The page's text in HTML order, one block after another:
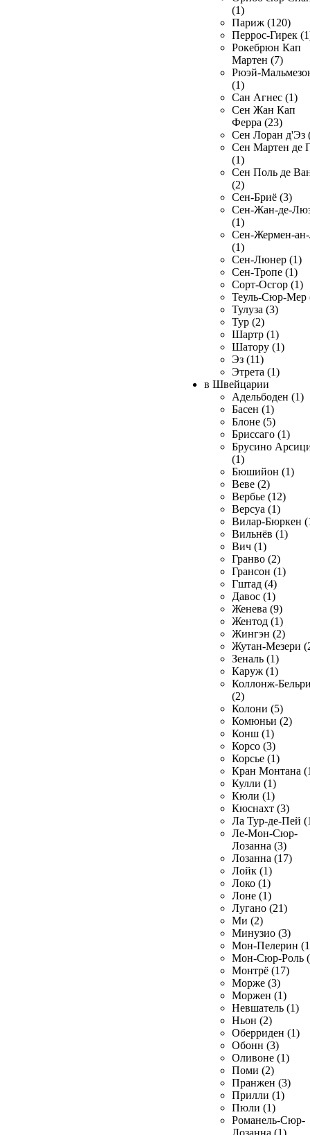
(1)
Париж (120)
Перрос-Гирек
Рокебрюн Кап
Мартен (7)
Рюэй-
(1)
Сан Агнес (1)
Сен Жан Кап
Ферра (23)
Сен Лоран д'Эз
Сен Мартен де
(1)
Сен Поль де
(2)
Сен-Бриё (3)
Сен-Жан-де-
(1)
Сен-Жермен-
(1)
Сен-Люнер (1)
Сен-Тропе (1)
Сорт-Осгор (1)
Теуль-Сюр-Мер
Тулуза (3)
Тур (2)
Шартр (1)
Шатору (1)
Эз (11)
Этрета (1)
в Швейцарии
Адельбоден (1)
Басен (1)
Блоне (5)
Бриссаго (1)
Брусино
(1)
Бюшийон (1)
Веве (2)
Вербье (12)
Версуа (1)
Вилар-Бюркен
Вильнёв (1)
Вич (1)
Гранво (2)
Грансон (1)
Гштад (4)
Давос (1)
Женева (9)
Жентод (1)
Жингэн (2)
Жутан-Мезери
Зеналь (1)
Каруж (1)
Коллонж-
(2)
Колони (5)
Комюньи (2)
Конш (1)
Корсо (3)
Корсье (1)
Кран Монтана
Кулли (1)
Кюли (1)
Кюснахт (3)
Ла Тур-де-Пей
Ле-Мон-Сюр-
Лозанна (3)
Лозанна (17)
Лойк (1)
Локо (1)
Лоне (1)
Лугано (21)
Ми (2)
Минузио (3)
Мон-Пелерин
Мон-Сюр-Роль
Монтрё (17)
Морже (3)
Моржен (1)
Невшатель (1)
Ньон (2)
Оберриден (1)
Обонн (3)
Оливоне (1)
Поми (2)
Пранжен (3)
Прилли (1)
Пюли (1)
Романель-Сюр-
Лозанна (1)